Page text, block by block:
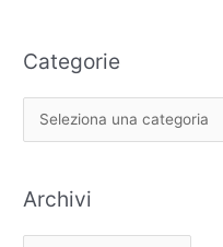
Categorie
Archivi